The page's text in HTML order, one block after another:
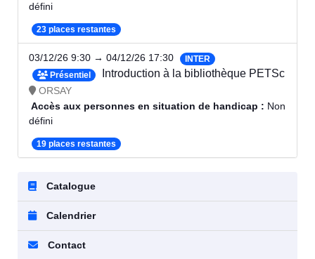
défini
23 places restantes
03/12/26 9:30 → 04/12/26 17:30
INTER
Présentiel
Introduction à la bibliothèque PETSc
ORSAY
Accès aux personnes en situation de handicap : Non
défini
19 places restantes
Catalogue
Calendrier
Contact